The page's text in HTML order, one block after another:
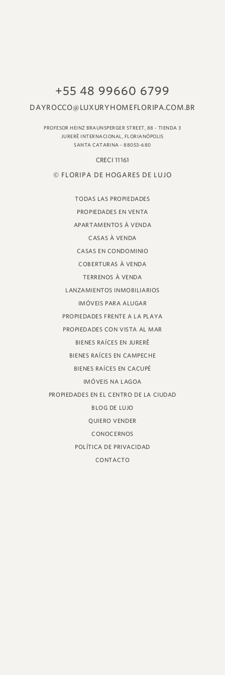
PROFESOR HEINZ BRAUNSPERGER STREET, 88 - TIENDA 3
JURERÊ INTERNACIONAL, FLORIANÓPOLIS
SANTA CATARINA - 88053-680
CRECI 11161
© FLORIPA DE HOGARES DE LUJO
TODAS LAS PROPIEDADES
PROPIEDADES EN VENTA
APARTAMENTOS À VENDA
CASAS À VENDA
CASAS EN CONDOMINIO
COBERTURAS À VENDA
TERRENOS À VENDA
LANZAMIENTOS INMOBILIARIOS
IMÓVEIS PARA ALUGAR
PROPIEDADES FRENTE A LA PLAYA
PROPIEDADES CON VISTA AL MAR
BIENES RAÍCES EN JURERÊ
BIENES RAÍCES EN CAMPECHE
BIENES RAÍCES EN CACUPÉ
IMÓVEIS NA LAGOA
PROPIEDADES EN EL CENTRO DE LA CIUDAD
BLOG DE LUJO
QUIERO VENDER
CONOCERNOS
POLÍTICA DE PRIVACIDAD
CONTACTO